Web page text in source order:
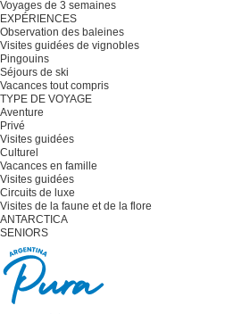
Voyages de 3 semaines
EXPÉRIENCES
Observation des baleines
Visites guidées de vignobles
Pingouins
Séjours de ski
Vacances tout compris
TYPE DE VOYAGE
Aventure
Privé
Visites guidées
Culturel
Vacances en famille
Visites guidées
Circuits de luxe
Visites de la faune et de la flore
ANTARCTICA
SENIORS